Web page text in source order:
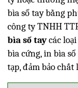
bìa sổ tay bằng
công ty TNHH
bìa sổ taycác
bìa cứng, in bìa
tạp, đảm bảo